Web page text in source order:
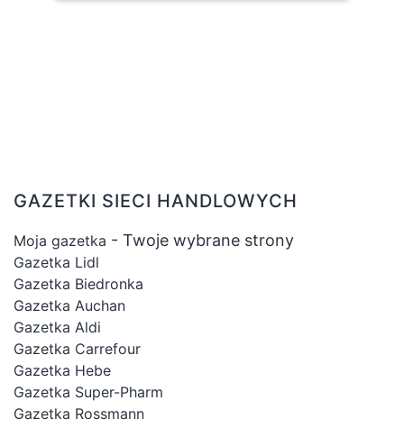
GAZETKI SIECI HANDLOWYCH
Moja gazetka - Twoje wybrane strony
Gazetka Lidl
Gazetka Biedronka
Gazetka Auchan
Gazetka Aldi
Gazetka Carrefour
Gazetka Hebe
Gazetka Super-Pharm
Gazetka Rossmann